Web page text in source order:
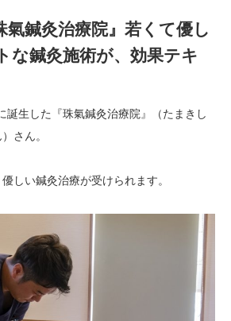
氣鍼灸治療院』若くて優し
な鍼灸施術が、効果テキ
誕生した『珠氣鍼灸治療院』（たまきし
さん。
しい鍼灸治療が受けられます。